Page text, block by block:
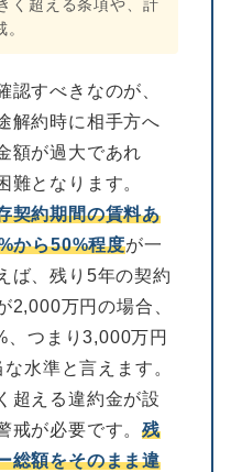
く超える条項や、計
認すべきなのが、
解約時に相手方へ
額が過大であれ
難となります。
契約期間の賃料あ
から50%程度が一
ば、残り5年の契約
2,000万円の場合、
、つまり3,000万円
水準と言えます。
超える違約金が設
戒が必要です。残
総額をそのまま違